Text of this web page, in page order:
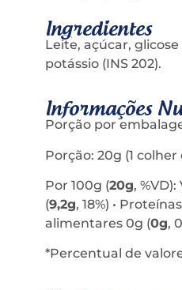
Ingredientes
Leite, açúcar,
potássio (INS 202).
Informações
Porção por
Porção: 20g (1 colher
Por 100g (20g,
(9,2g, 18%) •
alimentares 0g (0g,
*Percentual de